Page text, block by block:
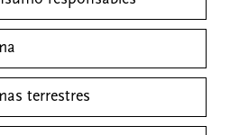
terrestres